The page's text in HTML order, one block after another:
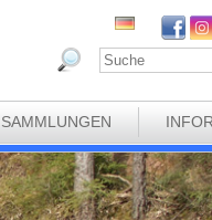
SAMMLUNGEN